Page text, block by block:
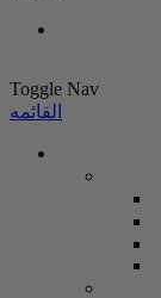
Toggle Nav
القائمه